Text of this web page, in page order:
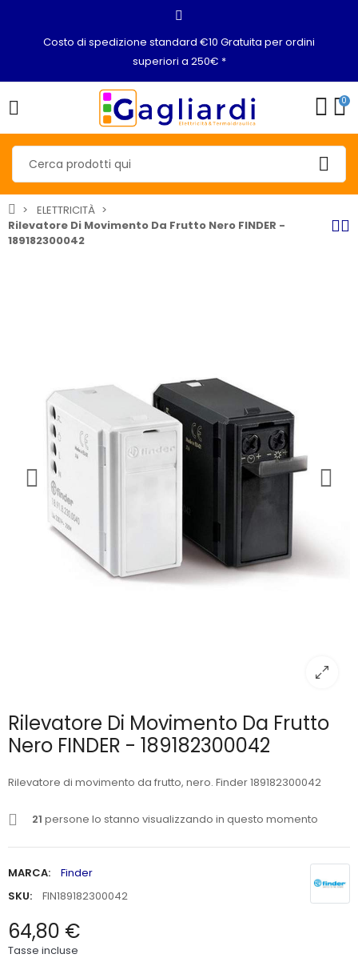
Costo di spedizione standard €10 Gratuita per ordini
superiori a 250€ *
0
ELETTRICITÀ
Rilevatore Di Movimento Da Frutto Nero FINDER -
189182300042
Rilevatore Di Movimento Da Frutto
Nero FINDER - 189182300042
Rilevatore di movimento da frutto, nero. Finder 189182300042
21 persone lo stanno visualizzando in questo momento
MARCA:
Finder
SKU:
FIN189182300042
64,80 €
Tasse incluse